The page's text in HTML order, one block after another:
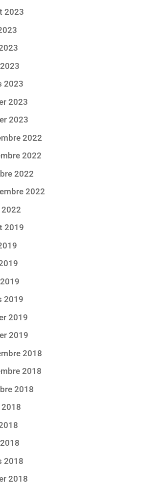
2023
2023
2023
2023
2022
2022
2022
2022
2019
2019
2019
2019
2018
2018
2018
2018
2018